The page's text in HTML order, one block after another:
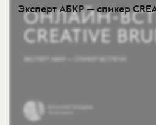
Эксперт АБКР — спикер